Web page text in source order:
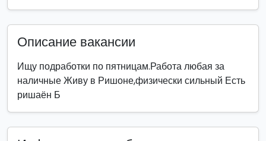
Описание вакансии
Ищу подработки по пятницам.Работа любая за
наличные Живу в Ришоне,физически сильный Есть
ришаён Б